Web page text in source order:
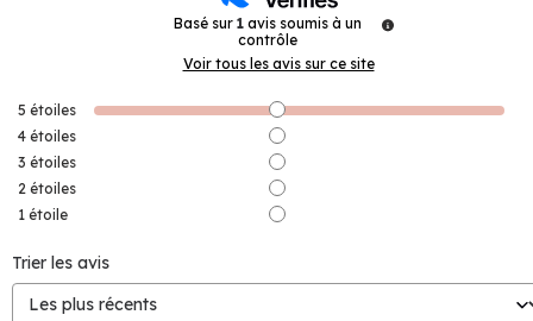
Basé sur 1 avis soumis à un
contrôle
Voir tous les avis sur ce site
5 étoiles
4 étoiles
3 étoiles
2 étoiles
1 étoile
Trier les avis